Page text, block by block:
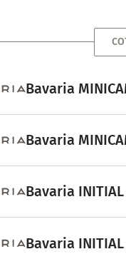
Bavaria
Bavaria
Bavaria
Bavaria